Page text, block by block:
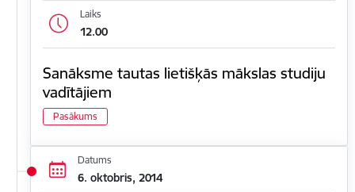
Laiks
12.00
Sanāksme tautas lietišķās mākslas studiju
vadītājiem
Pasākums
Datums
6. oktobris, 2014